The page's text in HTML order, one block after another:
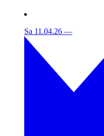
Sa 11.04.26 —